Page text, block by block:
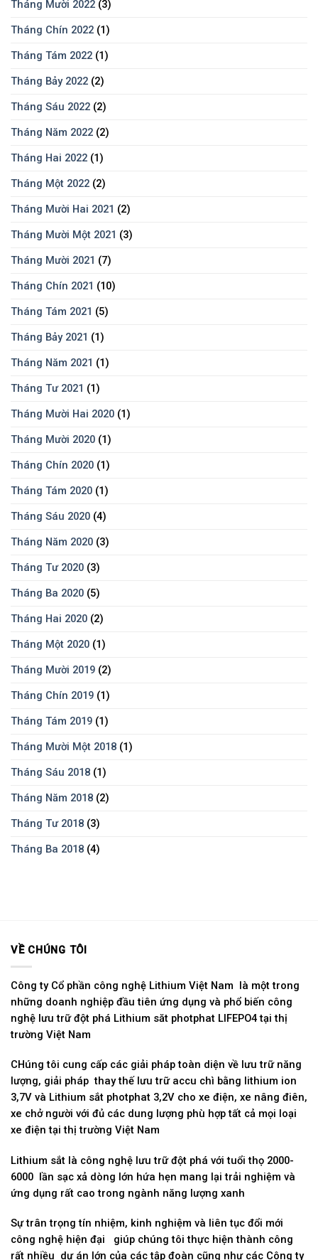
Tháng Mười 2022 (3)
Tháng Chín 2022 (1)
Tháng Tám 2022 (1)
Tháng Bảy 2022 (2)
Tháng Sáu 2022 (2)
Tháng Năm 2022 (2)
Tháng Hai 2022 (1)
Tháng Một 2022 (2)
Tháng Mười Hai 2021 (2)
Tháng Mười Một 2021 (3)
Tháng Mười 2021 (7)
Tháng Chín 2021 (10)
Tháng Tám 2021 (5)
Tháng Bảy 2021 (1)
Tháng Năm 2021 (1)
Tháng Tư 2021 (1)
Tháng Mười Hai 2020 (1)
Tháng Mười 2020 (1)
Tháng Chín 2020 (1)
Tháng Tám 2020 (1)
Tháng Sáu 2020 (4)
Tháng Năm 2020 (3)
Tháng Tư 2020 (3)
Tháng Ba 2020 (5)
Tháng Hai 2020 (2)
Tháng Một 2020 (1)
Tháng Mười 2019 (2)
Tháng Chín 2019 (1)
Tháng Tám 2019 (1)
Tháng Mười Một 2018 (1)
Tháng Sáu 2018 (1)
Tháng Năm 2018 (2)
Tháng Tư 2018 (3)
Tháng Ba 2018 (4)
VỀ CHÚNG TÔI
Công ty Cổ phần công nghệ Lithium Việt Nam là một trong
những doanh nghiệp đầu tiên ứng dụng và phổ biến công
nghệ lưu trữ đột phá Lithium săt photphat LIFEPO4 tại thị
trường Việt Nam
CHúng tôi cung cấp các giải pháp toàn diện về lưu trữ năng
lượng, giải pháp thay thế lưu trữ accu chì bằng lithium ion
3,7V và Lithium sắt photphat 3,2V cho xe điện, xe nâng điên,
xe chở người với đủ các dung lượng phù hợp tất cả mọi loại
xe điện tại thị trường Việt Nam
Lithium sắt là công nghệ lưu trữ đột phá với tuổi thọ 2000-
6000 lần sạc xả dòng lớn hứa hẹn mang lại trải nghiệm và
ứng dụng rất cao trong ngành năng lượng xanh
Sự trân trọng tín nhiệm, kinh nghiệm và liên tục đổi mới
công nghệ hiện đại giúp chúng tôi thực hiện thành công
rất nhiều dự án lớn của các tập đoàn cũng như các Công ty